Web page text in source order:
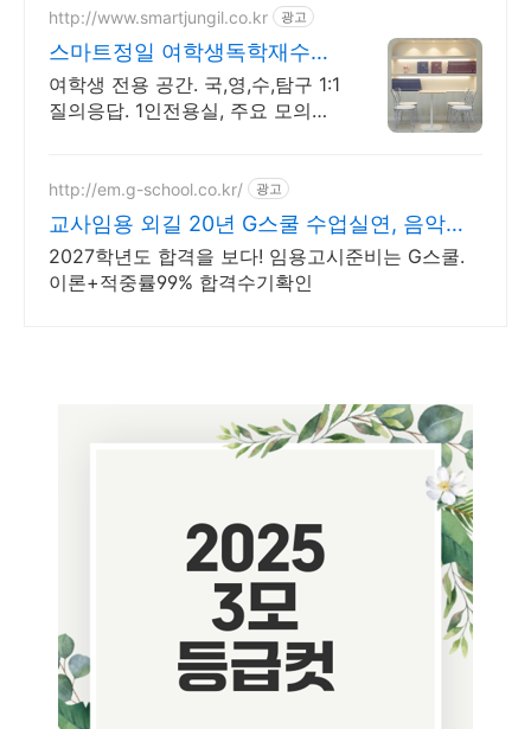
http://www.smartjungil.co.kr 광고
스마트정일 여학생독학재수학
원
여학생 전용 공간. 국,영,수,탐구 1:1
질의응답. 1인전용실, 주요 모의고
http://em.g-school.co.kr/ 광고
교사임용 외길 20년 G스쿨 수업실연, 음악실
기 전문학원
2027학년도 합격을 보다! 임용고시준비는 G스쿨.
이론+적중률99% 합격수기확인